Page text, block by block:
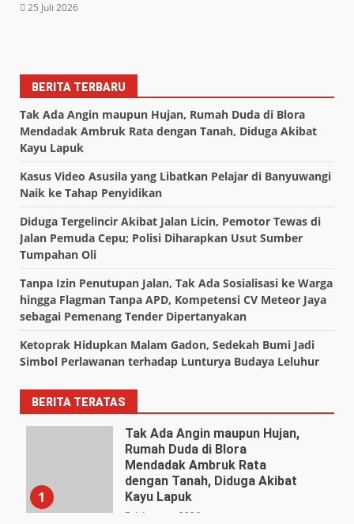
25 Juli 2026
BERITA TERBARU
Tak Ada Angin maupun Hujan, Rumah Duda di Blora
Mendadak Ambruk Rata dengan Tanah, Diduga Akibat
Kayu Lapuk
Kasus Video Asusila yang Libatkan Pelajar di Banyuwangi
Naik ke Tahap Penyidikan
Diduga Tergelincir Akibat Jalan Licin, Pemotor Tewas di
Jalan Pemuda Cepu; Polisi Diharapkan Usut Sumber
Tumpahan Oli
Tanpa Izin Penutupan Jalan, Tak Ada Sosialisasi ke Warga
hingga Flagman Tanpa APD, Kompetensi CV Meteor Jaya
sebagai Pemenang Tender Dipertanyakan
Ketoprak Hidupkan Malam Gadon, Sedekah Bumi Jadi
Simbol Perlawanan terhadap Lunturya Budaya Leluhur
BERITA TERATAS
1
Tak Ada Angin maupun Hujan,
Rumah Duda di Blora
Mendadak Ambruk Rata
dengan Tanah, Diduga Akibat
Kayu Lapuk
4 Agustus 2026